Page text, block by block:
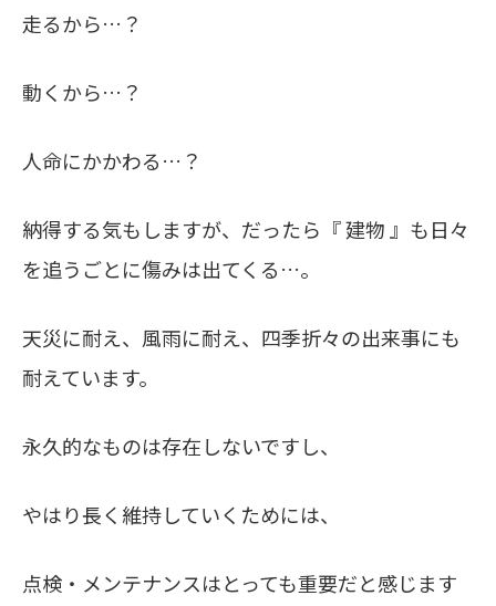
走るから…？
動くから…？
人命にかかわる…？
納得する気もしますが、だったら『 建物 』も日々
を追うごとに傷みは出てくる…。
天災に耐え、風雨に耐え、四季折々の出来事にも
耐えています。
永久的なものは存在しないですし、
やはり長く維持していくためには、
点検・メンテナンスはとっても重要だと感じます